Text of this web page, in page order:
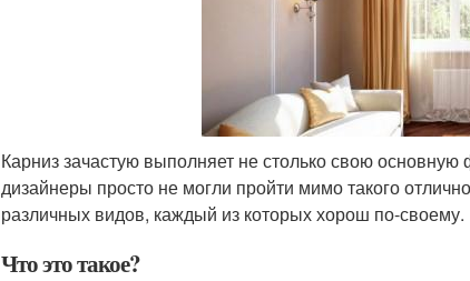
Карниз зачастую выполняет не столько свою
дизайнеры просто не могли пройти мимо такого
различных видов, каждый из которых хорош по-своему.
Что это такое?